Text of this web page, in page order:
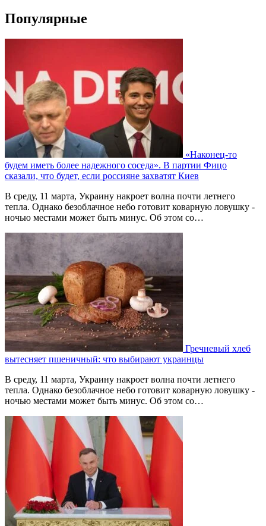
Популярные
«Наконец-то
будем иметь более надежного соседа». В партии Фицо
сказали, что будет, если россияне захватят Киев
В среду, 11 марта, Украину накроет волна почти летнего
тепла. Однако безоблачное небо готовит коварную ловушку -
ночью местами может быть минус. Об этом со…
Гречневый хлеб
вытесняет пшеничный: что выбирают украинцы
В среду, 11 марта, Украину накроет волна почти летнего
тепла. Однако безоблачное небо готовит коварную ловушку -
ночью местами может быть минус. Об этом со…